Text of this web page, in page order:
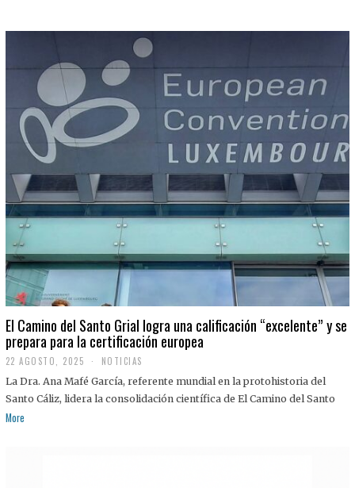
El Camino del Santo Grial logra una calificación “excelente” y se
prepara para la certificación europea
22 AGOSTO, 2025
2
A
G
NOTICIAS
La Dra. Ana Mafé García, referente mundial en la protohistoria del
Santo Cáliz, lidera la consolidación científica de El Camino del Santo
More